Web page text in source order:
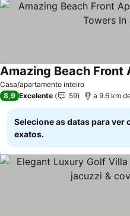
Casa/apartamento inteiro
Ver preços
8,9 Excelente 59 a 9.6 km
Selecione as datas para ver
exatos.